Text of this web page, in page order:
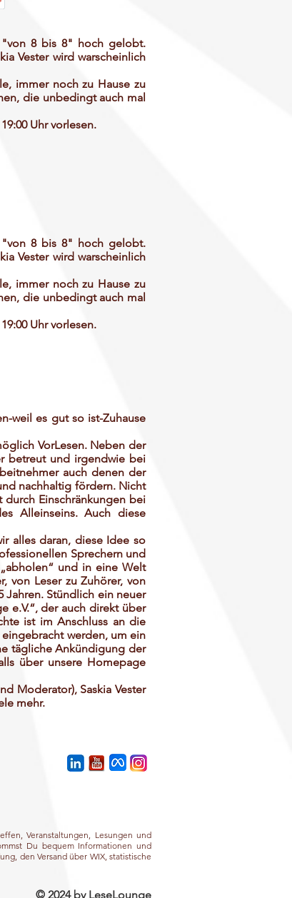
"von 8 bis 8" hoch gelobt.
Vester wird warscheinlich
immer noch zu Hause zu
die unbedingt auch mal
Uhr vorlesen.
"von 8 bis 8" hoch gelobt.
Vester wird warscheinlich
immer noch zu Hause zu
die unbedingt auch mal
Uhr vorlesen.
weil es gut so ist-Zuhause
VorLesen. Neben der
betreut und irgendwie bei
auch denen der
nachhaltig fördern. Nicht
Einschränkungen bei
Alleinseins. Auch diese
alles daran, diese Idee so
Sprechern und
und in eine Welt
von Leser zu Zuhörer, von
Jahren. Stündlich ein neuer
e.V.“, der auch direkt über
ist im Anschluss an die
werden, um ein
tägliche Ankündigung der
über unsere Homepage
Moderator), Saskia Vester
mehr.
Veranstaltungen, Lesungen und
Du bequem Informationen und
den Versand über WIX, statistische
© 2024 by LeseLounge